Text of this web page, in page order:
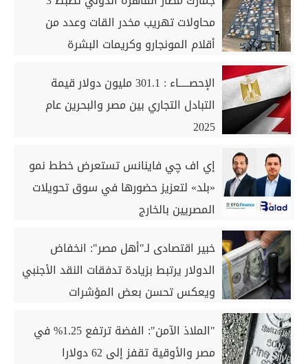
محاولات تهريب مخدر القات وعدد من
أقلام المونجارو وكريمات البشرة
الإحصـــــاء : 301.1 مليون دولار قيمة
التبادل التجاري بين مصر والبحرين عام
2025
إي اف چي فاينانس تستعرض خطط نمو
«بلد» لتعزيز حضورها في سوق تحويلات
المصريين بالخارج
خبير اقتصادى لـ"أهل مصر": انخفاض
الدولار يرتبط بزيادة تدفقات النقد الأجنبي
ويعكس تحسن بعض المؤشرات
"الملاذ الآمن": الفضة ترتفع 1.25% في
مصر والأوقية تقفز إلى 62 دولارا